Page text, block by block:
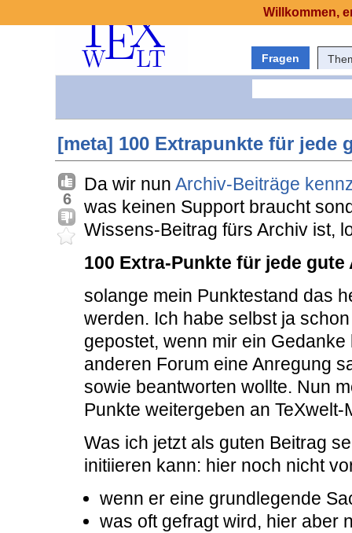
Fragen
[meta] 100 Extrapunkte für jede
6
Da wir nun Archiv-Beiträge
was keinen Support braucht
Wissens-Beitrag fürs Archiv ist,
100 Extra-Punkte für jede gute
solange mein Punktestand das
werden. Ich habe selbst ja
gepostet, wenn mir ein
anderen Forum eine Anregung
sowie beantworten wollte. Nun
Punkte weitergeben an
Was ich jetzt als guten Beitrag
initiieren kann: hier noch nicht
wenn er eine grundlegende
was oft gefragt wird, hier aber
Willkommen,